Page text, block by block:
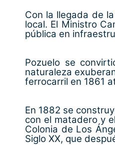
Con la llegada de
local. El Ministro
pública en
Pozuelo se
naturaleza
ferrocarril en 1861
En 1882 se
con el matadero y
Colonia de Los
Siglo XX, que